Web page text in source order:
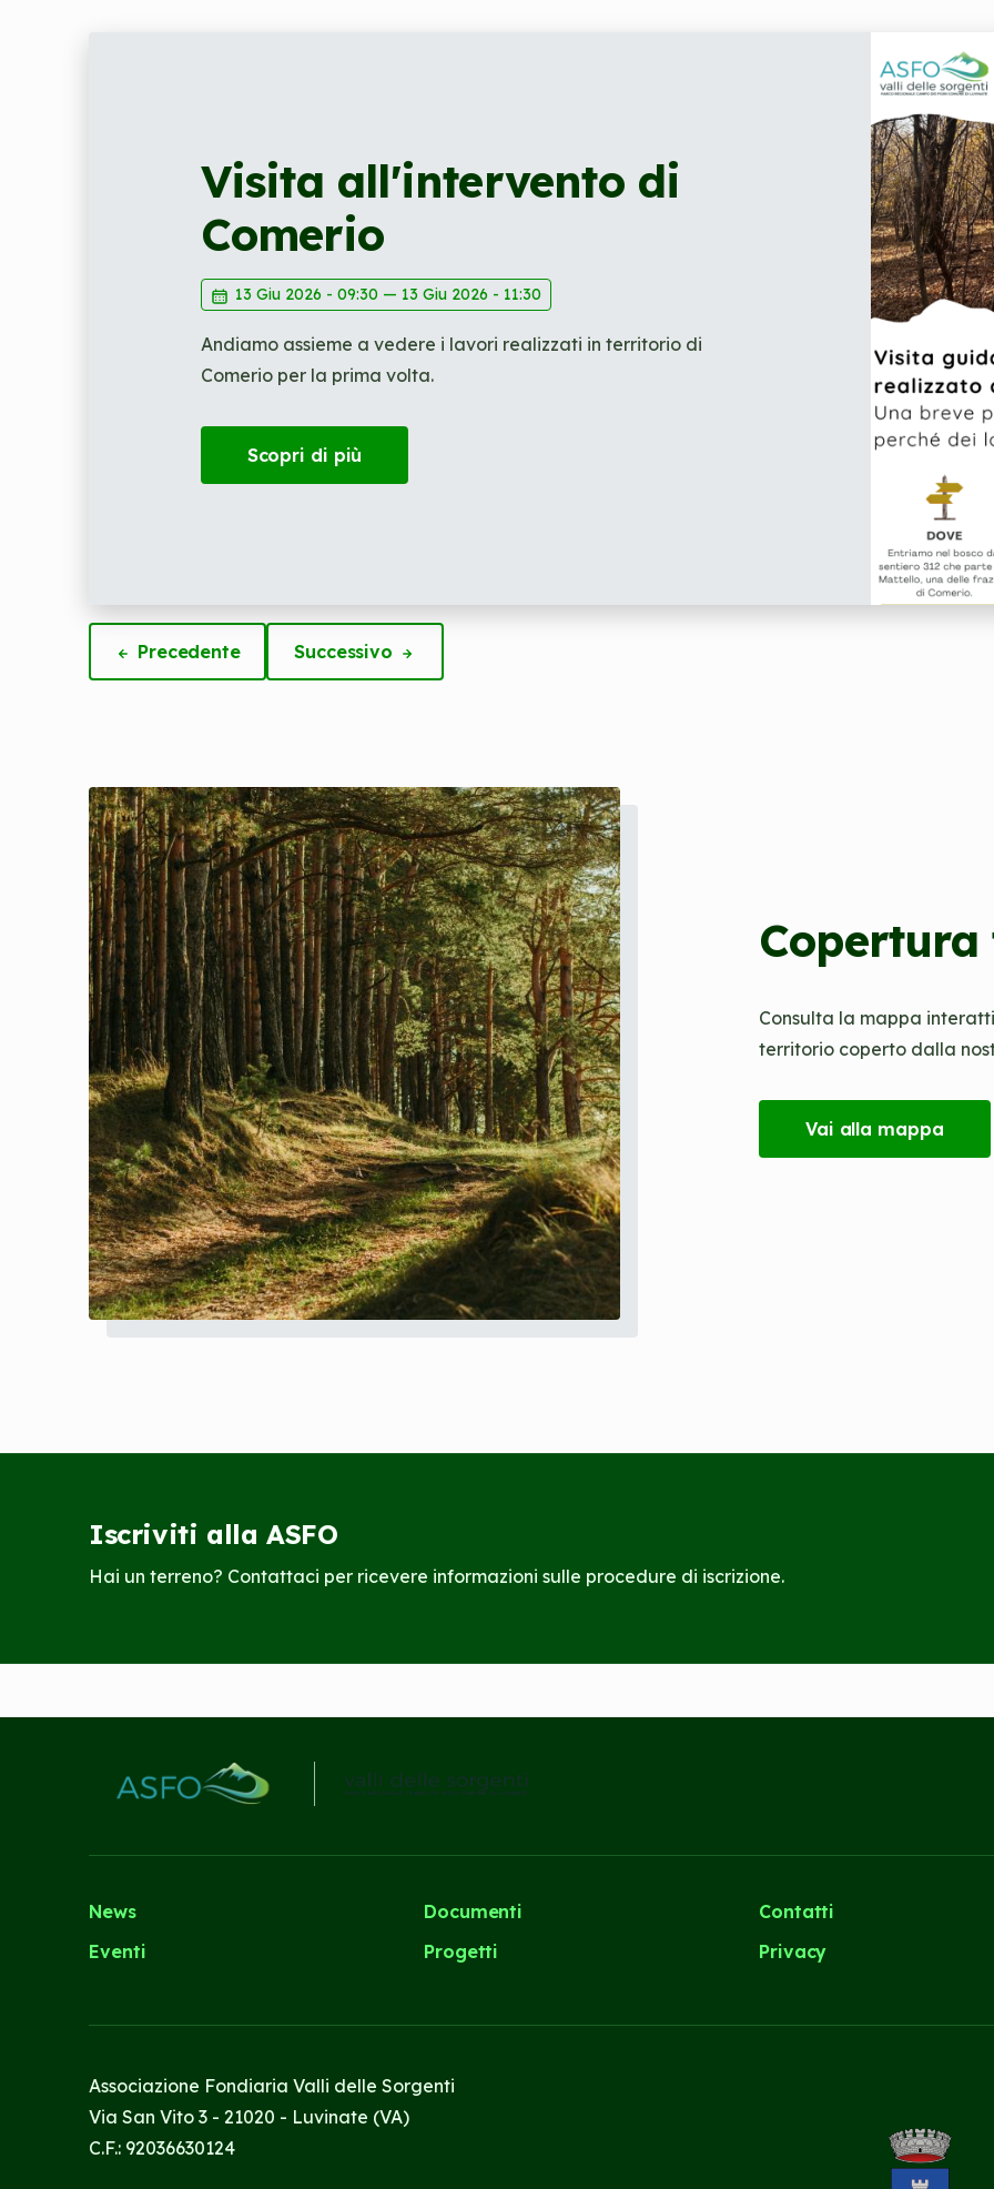
Visita all'intervento di
Comerio
13 Giu 2026 - 09:30 — 13 Giu 2026 - 11:30
Andiamo assieme a vedere i lavori realizzati in territorio di
Comerio per la prima volta.
Scopri di più
Precedente Successivo
Consulta la mappa
territorio coperto dalla
Vai alla mappa
Iscriviti alla ASFO
Hai un terreno? Contattaci per ricevere informazioni sulle procedure di iscrizione.
News
Eventi
Documenti
Progetti
Contatti
Privacy
Associazione Fondiaria Valli delle Sorgenti
Via San Vito 3 - 21020 - Luvinate (VA)
C.F.: 92036630124